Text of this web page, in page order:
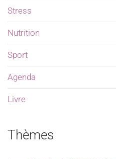
Stress
Nutrition
Sport
Agenda
Livre
Thèmes